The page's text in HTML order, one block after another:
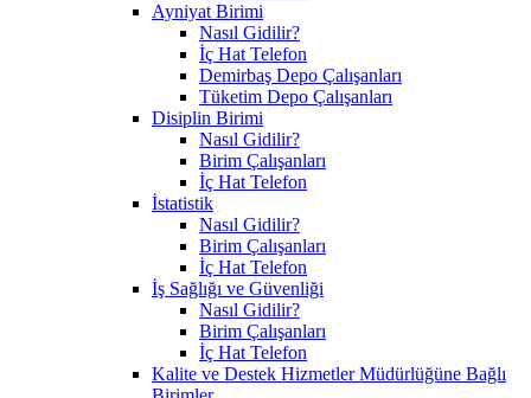
Ayniyat Birimi
Nasıl Gidilir?
İç Hat Telefon
Demirbaş Depo Çalışanları
Tüketim Depo Çalışanları
Disiplin Birimi
Nasıl Gidilir?
Birim Çalışanları
İç Hat Telefon
İstatistik
Nasıl Gidilir?
Birim Çalışanları
İç Hat Telefon
İş Sağlığı ve Güvenliği
Nasıl Gidilir?
Birim Çalışanları
İç Hat Telefon
Kalite ve Destek Hizmetler Müdürlüğüne Bağlı